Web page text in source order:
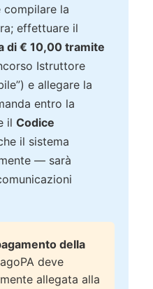
compilare la
effettuare il
di € 10,00 tramite
Istruttore
e allegare la
entro la
il Codice
il sistema
— sarà
della
deve
allegata alla